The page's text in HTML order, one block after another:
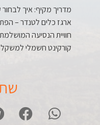
מדריך מקיף: איך
ארגז כלים לטנדר –
חוויית הנסיעה המושלמת עם
קורקינט חשמלי למשקל